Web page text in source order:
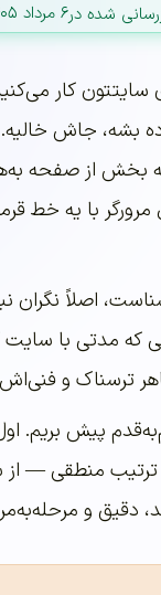
شده در۶ مرداد ۱۴۰۵
سایتتون کار
بشه، جاش
اصلاً نگران
که مدتی با سایت
ترسناک و
پیش
منطقی — از
دقیق و